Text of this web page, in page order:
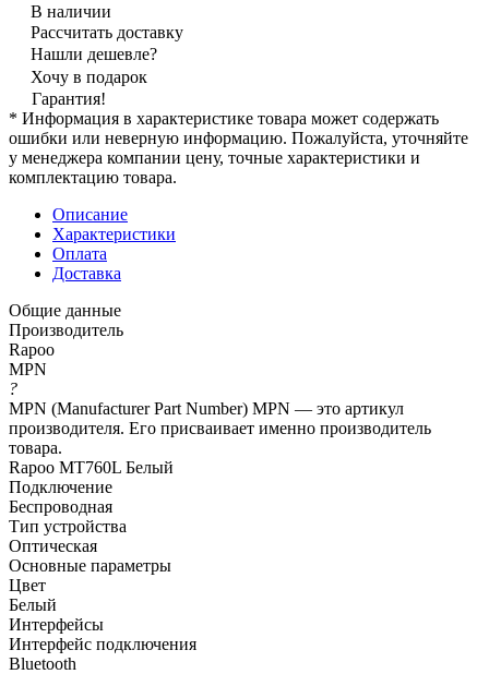
В наличии
Рассчитать доставку
Нашли дешевле?
Хочу в подарок
Гарантия!
* Информация в характеристике товара может содержать
ошибки или неверную информацию. Пожалуйста, уточняйте
у менеджера компании цену, точные характеристики и
комплектацию товара.
Описание
Характеристики
Оплата
Доставка
Общие данные
Производитель
Rapoo
MPN
?
MPN (Manufacturer Part Number) MPN — это артикул
производителя. Его присваивает именно производитель
товара.
Rapoo MT760L Белый
Подключение
Беспроводная
Тип устройства
Оптическая
Основные параметры
Цвет
Белый
Интерфейсы
Интерфейс подключения
Bluetooth